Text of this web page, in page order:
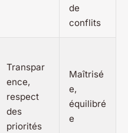
de
conflits
Transpar
ence,
respect
des
priorités
Maîtrisé
e,
équilibré
e